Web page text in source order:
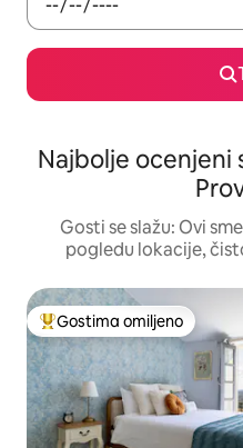
Najbolje ocenjeni
Gosti se slažu: Ovi
pogledu lokacije,
Najuspešniji među gostima
Gostima omiljeno